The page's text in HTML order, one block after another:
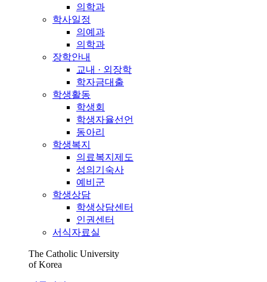
의학과
학사일정
의예과
의학과
장학안내
교내 · 외장학
학자금대출
학생활동
학생회
학생자율선언
동아리
학생복지
의료복지제도
성의기숙사
예비군
학생상담
학생상담센터
인권센터
서식자료실
The Catholic University
of Korea